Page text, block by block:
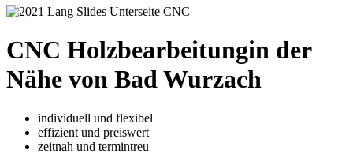
CNC Holzbearbeitungin der
Nähe von Bad Wurzach
individuell und flexibel
effizient und preiswert
zeitnah und termintreu